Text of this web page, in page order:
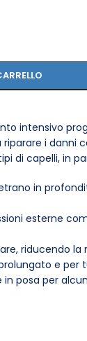
intensivo
riparare i danni
di capelli, in
in
esterne
riducendo
e per
posa per